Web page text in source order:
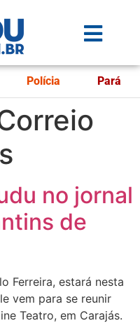
Polícia Pará
no jornal
de
Ferreira, estará nesta
vem para se reunir
Teatro, em Carajás.